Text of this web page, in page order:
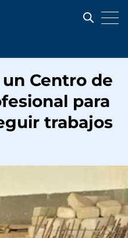
Centro de
para
trabajos